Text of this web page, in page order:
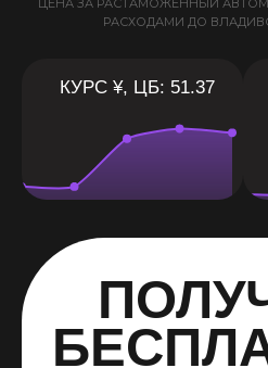
ЦЕНА ЗА РАСТАМОЖЕННЫЙ
РАСХОДАМИ ДО
КУРС ¥, ЦБ: 51.37